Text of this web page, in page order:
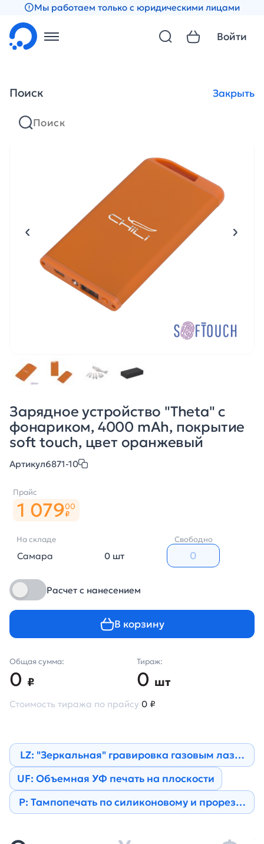
Мы работаем только с юридическими лицами
Поиск Закрыть
Войти
Зарядное устройство "Theta" с
фонариком, 4000 mAh, покрытие
soft touch, цвет оранжевый
Артикул6871-10
Прайс
1 07900
₽
На складе
Самара 0 шт
Свободно
Расчет с нанесением
В корзину
Общая сумма:
0 ₽
Тираж:
0 шт
Стоимость тиража по прайсу 0 ₽
LZ: "Зеркальная" гравировка газовым лазером
UF: Объемная УФ печать на плоскости
Р: Тампопечать по силиконовому и